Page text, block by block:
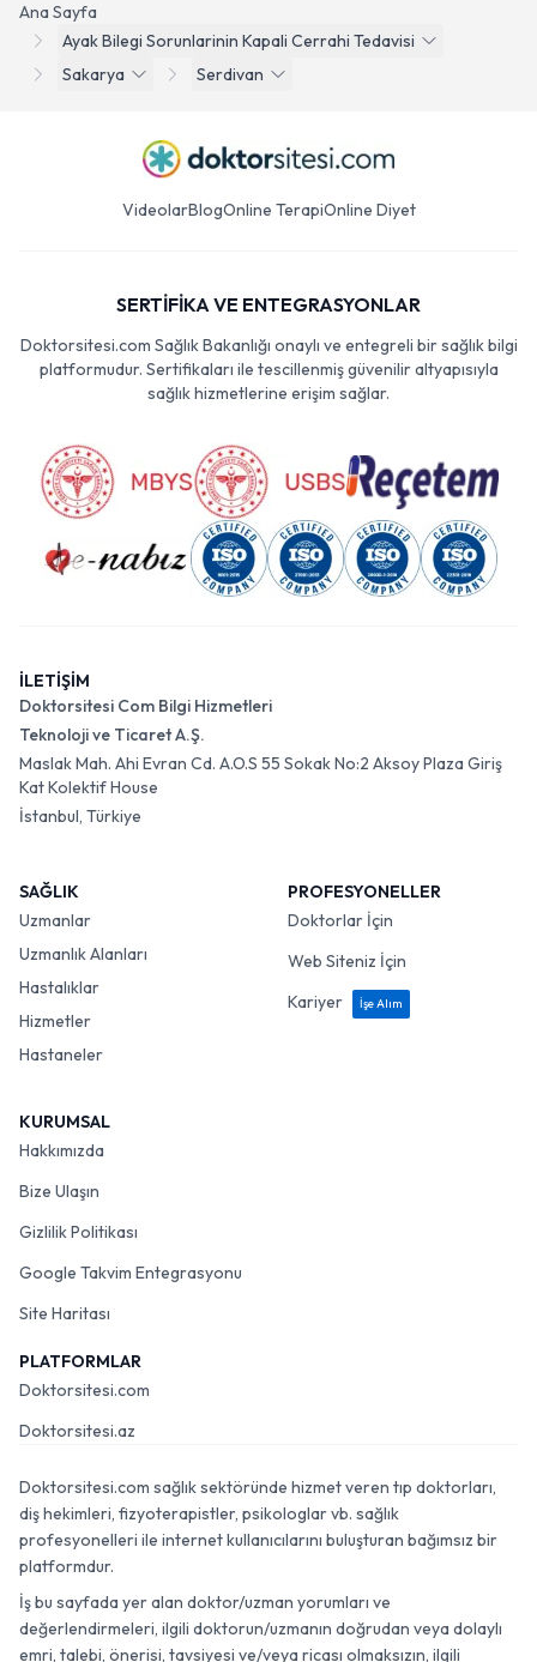
Ana Sayfa
Ayak Bilegi Sorunlarinin Kapali Cerrahi Tedavisi
Sakarya
Serdivan
VideolarBlogOnline TerapiOnline Diyet
SERTİFİKA VE ENTEGRASYONLAR
Doktorsitesi.com Sağlık Bakanlığı onaylı ve entegreli bir sağlık bilgi
platformudur. Sertifikaları ile tescillenmiş güvenilir altyapısıyla
sağlık hizmetlerine erişim sağlar.
İLETİŞİM
Doktorsitesi Com Bilgi Hizmetleri
Teknoloji ve Ticaret A.Ş.
Maslak Mah. Ahi Evran Cd. A.O.S 55 Sokak No:2 Aksoy Plaza Giriş
Kat Kolektif House
İstanbul, Türkiye
SAĞLIK
Uzmanlar
Uzmanlık Alanları
Hastalıklar
Hizmetler
Hastaneler
PROFESYONELLER
Doktorlar İçin
Web Siteniz İçin
Kariyer
İşe Alım
KURUMSAL
Hakkımızda
Bize Ulaşın
Gizlilik Politikası
Google Takvim Entegrasyonu
Site Haritası
PLATFORMLAR
Doktorsitesi.com
Doktorsitesi.az
Doktorsitesi.com sağlık sektöründe hizmet veren tıp doktorları,
diş hekimleri, fizyoterapistler, psikologlar vb. sağlık
profesyonelleri ile internet kullanıcılarını buluşturan bağımsız bir
platformdur.
İş bu sayfada yer alan doktor/uzman yorumları ve
değerlendirmeleri, ilgili doktorun/uzmanın doğrudan veya dolaylı
emri, talebi, önerisi, tavsiyesi ve/veya ricası olmaksızın, ilgili